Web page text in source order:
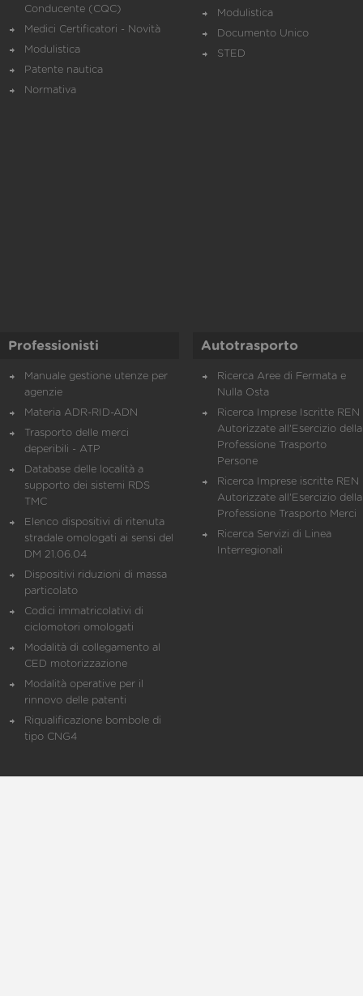
Conducente (CQC)
Medici Certificatori - Novità
Modulistica
Patente nautica
Normativa
Modulistica
Documento Unico
STED
Professionisti
Manuale gestione utenze per
agenzie
Materia ADR-RID-ADN
Trasporto delle merci
deperibili - ATP
Database delle località a
supporto dei sistemi RDS
TMC
Elenco dispositivi di ritenuta
stradale omologati ai sensi del
DM 21.06.04
Dispositivi riduzioni di massa
particolato
Codici immatricolativi di
ciclomotori omologati
Modalità di collegamento al
CED motorizzazione
Modalità operative per il
rinnovo delle patenti
Riqualificazione bombole di
tipo CNG4
Autotrasporto
Ricerca Aree di Fermata e
Nulla Osta
Ricerca Imprese Iscritte REN
Autorizzate all'Esercizio della
Professione Trasporto
Persone
Ricerca Imprese iscritte REN
Autorizzate all'Esercizio della
Professione Trasporto Merci
Ricerca Servizi di Linea
Interregionali